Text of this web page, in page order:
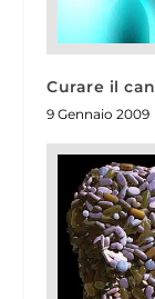
Curare il
9 Gennaio 2009